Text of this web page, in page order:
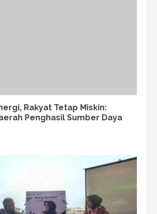
Rakyat Tetap Miskin:
Penghasil Sumber Daya